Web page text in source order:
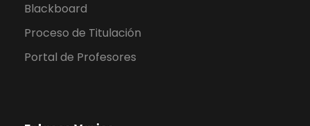
Blackboard
Proceso de Titulación
Portal de Profesores